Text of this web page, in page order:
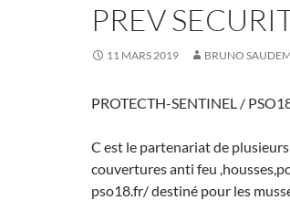
PREV
11 MARS 2019 BRUNO
PROTECTH-SENTINEL /
C est le partenariat de
couvertures anti feu
pso18.fr/ destiné pour les